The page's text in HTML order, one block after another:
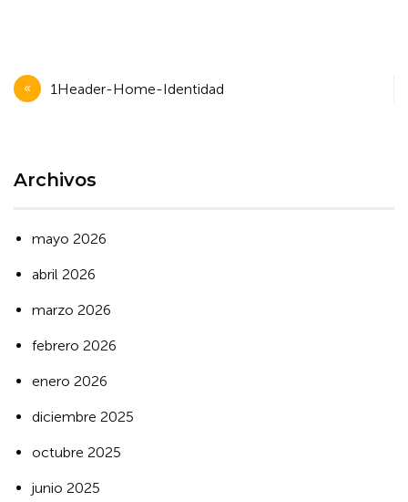
Navegación
de
1Header-Home-Identidad
Archivos
mayo 2026
abril 2026
marzo 2026
febrero 2026
enero 2026
diciembre 2025
octubre 2025
junio 2025